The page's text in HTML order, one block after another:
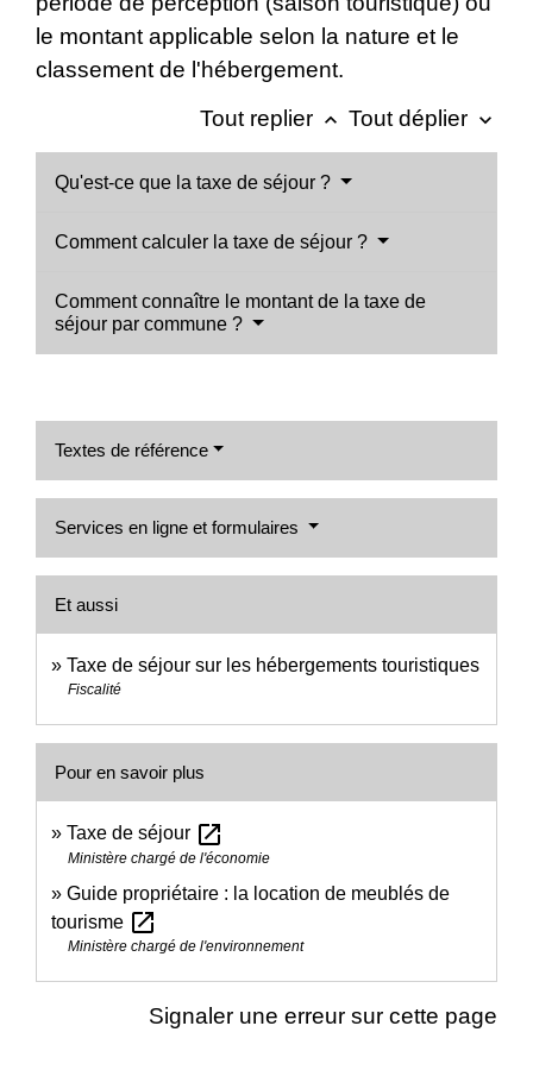
le montant applicable selon la nature et le
classement de l'hébergement.
Tout replier keyboard_arrow_up Tout déplier keyboard_arrow_down
Qu'est-ce que la taxe de séjour ?
Comment calculer la taxe de séjour ?
Comment connaître le montant de la taxe de
séjour par commune ?
Textes de référence
Services en ligne et formulaires
Et aussi
Taxe de séjour sur les hébergements touristiques
Fiscalité
Pour en savoir plus
Taxe de séjour open_in_new
Ministère chargé de l'économie
Guide propriétaire : la location de meublés de
tourisme open_in_new
Ministère chargé de l'environnement
Signaler une erreur sur cette page